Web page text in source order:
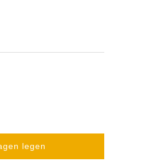
legen